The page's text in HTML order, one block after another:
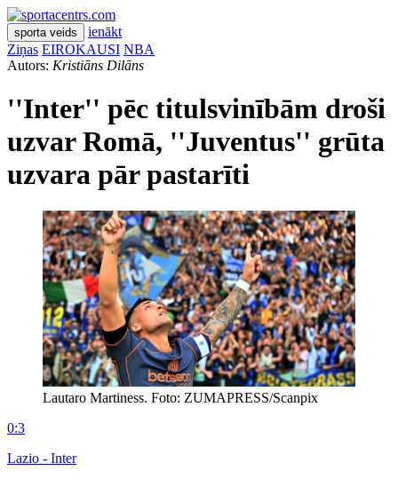
sporta veids
ienākt
Ziņas EIROKAUSI NBA
Autors: Kristiāns Dilāns
''Inter'' pēc titulsvinībām droši
uzvar Romā, ''Juventus'' grūta
uzvara pār pastarīti
Lautaro Martiness. Foto: ZUMAPRESS/Scanpix
0:3
Lazio - Inter